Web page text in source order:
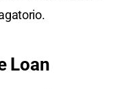
Loan